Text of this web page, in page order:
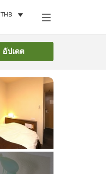
THB
อัปเดต
ค้นหาห้องพัก